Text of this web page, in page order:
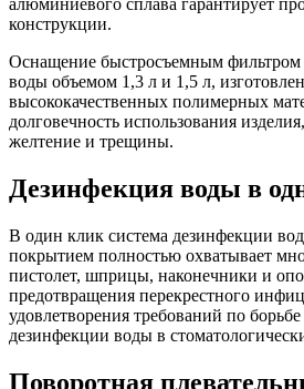
конструкции.
Оснащение быстросъемным фильтром
воды объемом 1,3 л и 1,5 л,
высококачественных полимерных
долговечность использования
желтение и трещины.
Дезинфекция воды в
В один клик система дезинфекции
покрытием полностью охватывает
пистолет, шприцы, наконечники и
предотвращения перекрестного
удовлетворения требований по
дезинфекции воды в
Поворотная